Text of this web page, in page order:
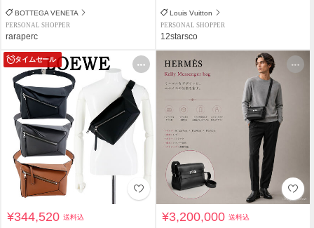
BOTTEGA VENETA
PERSONAL SHOPPER
raraperc
Louis Vuitton
PERSONAL SHOPPER
12starsco
タイムセール
¥344,520送料込 ¥3,200,000送料込